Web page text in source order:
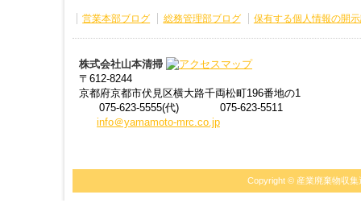
営業本部ブログ 総務管理部ブログ 保有する個人情報の開
株式会社山本清掃
〒612-8244
京都府京都市伏見区横大路千両松町196番地の1
075-623-5555(代)
075-623-5511
info＠yamamoto-mrc.co.jp
Copyright © 産業廃棄物収